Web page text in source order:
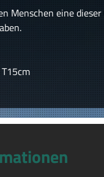
Menschen eine